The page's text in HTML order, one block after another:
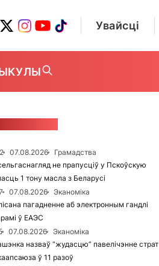
Увайсці
07.08.2026
Грамадства
не прапусціў у Пскоўскую
1 тону масла з Беларусі
07.08.2026
Эканоміка
пагадненне аб электронным гандлі
ў ЕАЭС
07.08.2026
Эканоміка
назваў “жудасцю” павелічэнне страт
ў 11 разоў